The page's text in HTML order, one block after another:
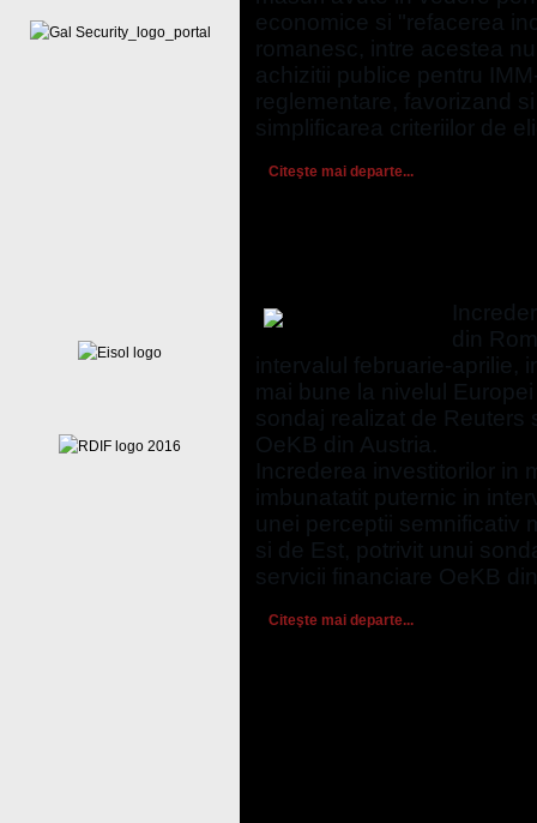
economice si "refacerea
romanesc, intre acestea
achizitii publice pentru
reglementare, favorizand
simplificarea criteriilor de
Citeşte mai departe...
din
intervalul februarie-aprilie,
mai bune la nivelul
sondaj realizat de Reuters
OeKB din Austria.
Increderea investitorilor in
imbunatatit puternic in
unei perceptii semnificativ
si de Est, potrivit unui
servicii financiare OeKB
Citeşte mai departe...